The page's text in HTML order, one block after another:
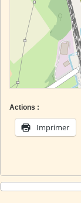
Actions :
Imprimer